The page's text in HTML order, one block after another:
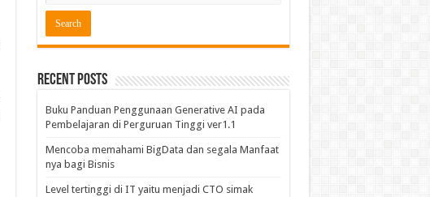
Recent Posts
Buku Panduan Penggunaan Generative AI pada
Pembelajaran di Perguruan Tinggi ver1.1
Mencoba memahami BigData dan segala Manfaat
nya bagi Bisnis
Level tertinggi di IT yaitu menjadi CTO simak